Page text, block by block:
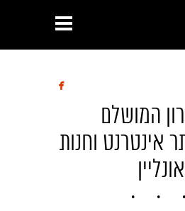

המושלם
אינטרנט וחנות
אונליין